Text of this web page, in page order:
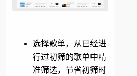
选择歌单，从已经进
行过初筛的歌单中精
准筛选，节省初筛时